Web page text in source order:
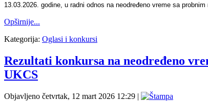
13.03.2026. godine, u radni odnos na neodređeno vreme sa
Opširnije...
Kategorija: Oglasi i konkursi
Rezultati konkursa na neodređeno
UKCS
Objavljeno četvrtak, 12 mart 2026 12:29 |